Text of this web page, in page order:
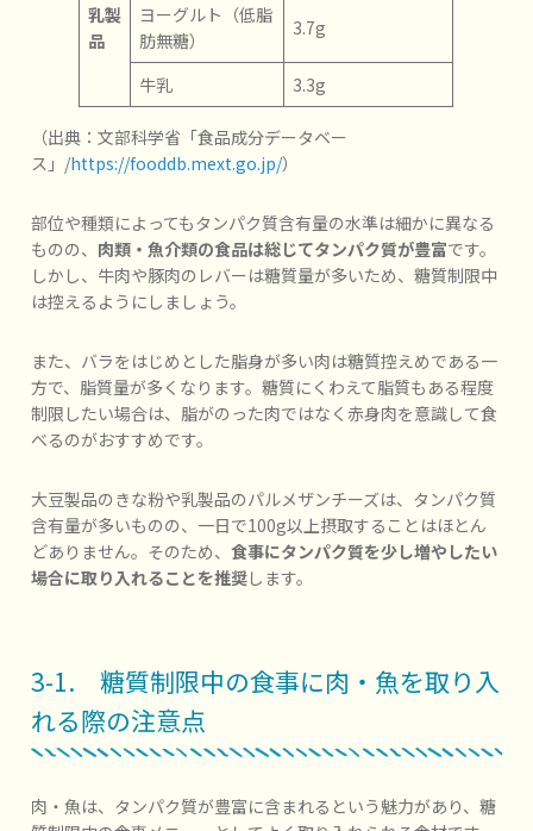
乳製
品
ヨーグルト（低脂
肪無糖）
3.7g
牛乳 3.3g
（出典：文部科学省「食品成分データベー
ス」/https://fooddb.mext.go.jp/）
部位や種類によってもタンパク質含有量の水準は細かに異なる
ものの、 肉類・魚介類の食品は総じてタンパク質が豊富です。
しかし、牛肉や豚肉のレバーは糖質量が多いため、糖質制限中
は控えるようにしましょう。
また、バラをはじめとした脂身が多い肉は糖質控えめである一
方で、脂質量が多くなります。糖質にくわえて脂質もある程度
制限したい場合は、脂がのった肉ではなく赤身肉を意識して食
べるのがおすすめです。
大豆製品のきな粉や乳製品のパルメザンチーズは、タンパク質
含有量が多いものの、一日で100g以上摂取することはほとん
どありません。そのため、食事にタンパク質を少し増やしたい
場合に取り入れることを推奨します。
3-1. 糖質制限中の食事に肉・魚を取り入
れる際の注意点
肉・魚は、タンパク質が豊富に含まれるという魅力があり、糖